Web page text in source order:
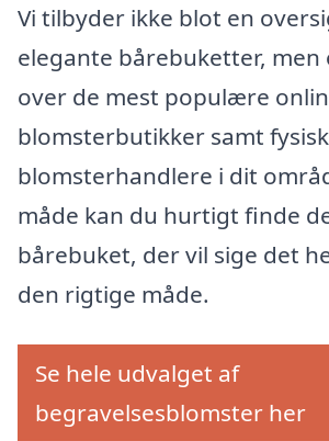
Vi tilbyder ikke blot en
elegante bårebuketter, men
over de mest populære
blomsterbutikker samt
blomsterhandlere i dit
måde kan du hurtigt finde
bårebuket, der vil sige det
den rigtige måde.
Se hele udvalget af
begravelsesblomster her